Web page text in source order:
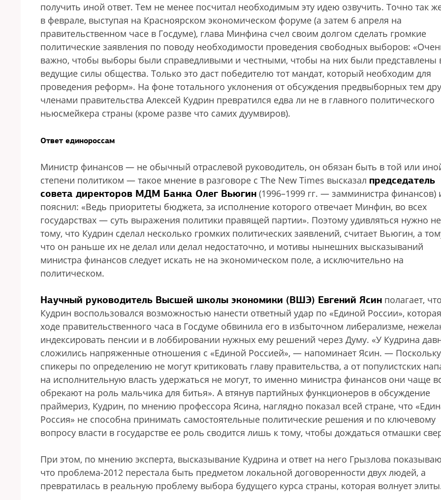
получить иной ответ. Тем не менее посчитал необходимым эту идею озвучить. Точно так
в феврале, выступая на Красноярском экономическом форуме (а затем 6 апреля на
правительственном часе в Госдуме), глава Минфина счел своим долгом сделать громкие
политические заявления по поводу необходимости проведения свободных выборов:
важно, чтобы выборы были справедливыми и честными, чтобы на них были представлены
ведущие силы общества. Только это даст победителю тот мандат, который необходим для
проведения реформ». На фоне тотального уклонения от обсуждения предвыборных тем
членами правительства Алексей Кудрин превратился едва ли не в главного политического
ньюсмейкера страны (кроме разве что самих дуумвиров).
Ответ единороссам
Министр финансов — не обычный отраслевой руководитель, он обязан быть в той или
степени политиком — такое мнение в разговоре с The New Times высказал председатель
совета директоров МДМ Банка Олег Вьюгин (1996–1999 гг. — замминистра финансов)
пояснил: «Ведь приоритеты бюджета, за исполнение которого отвечает Минфин, во всех
государствах — суть выражения политики правящей партии». Поэтому удивляться нужно не
тому, что Кудрин сделал несколько громких политических заявлений, считает Вьюгин, а
что он раньше их не делал или делал недостаточно, и мотивы нынешних высказываний
министра финансов следует искать не на экономическом поле, а исключительно на
политическом.
Научный руководитель Высшей школы экономики (ВШЭ) Евгений Ясин полагает, что
Кудрин воспользовался возможностью нанести ответный удар по «Единой России»,
ходе правительственного часа в Госдуме обвинила его в избыточном либерализме,
индексировать пенсии и в лоббировании нужных ему решений через Думу. «У Кудрина
сложились напряженные отношения с «Единой Россией», — напоминает Ясин. —
спикеры по определению не могут критиковать главу правительства, а от популистских
на исполнительную власть удержаться не могут, то именно министра финансов они чаще
обрекают на роль мальчика для битья». А втянув партийных функционеров в обсуждение
праймериз, Кудрин, по мнению профессора Ясина, наглядно показал всей стране, что
Россия» не способна принимать самостоятельные политические решения и по ключевому
вопросу власти в государстве ее роль сводится лишь к тому, чтобы дождаться отмашки
При этом, по мнению эксперта, высказывание Кудрина и ответ на него Грызлова
что проблема-2012 перестала быть предметом локальной договоренности двух людей, а
превратилась в реальную проблему выбора будущего курса страны, которая волнует